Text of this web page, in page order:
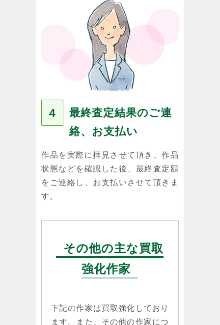
４
最終査定結果のご連
絡、お支払い
作品を実際に拝見させて頂き、作品
状態などを確認した後、最終査定額
をご連絡し、お支払いさせて頂きま
す。
その他の主な買取
強化作家
下記の作家は買取強化しており
ます。また、その他の作家につ